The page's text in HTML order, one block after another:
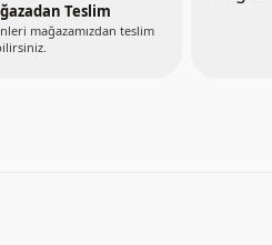
Teslim
mağazamızdan teslim